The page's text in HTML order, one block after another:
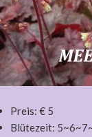
Preis: € 5
Blütezeit: